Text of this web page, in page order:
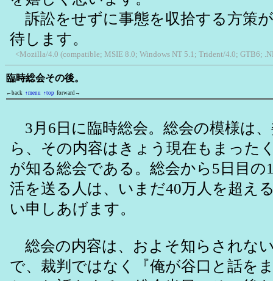
訴訟をせずに事態を収拾する方策
待します。
<Mozilla/4.0 (compatible; MSIE 8.0; Windows NT 5.1; Trident/4.0; GTB6;
臨時総会その後。
←back ↑menu ↑top forward→
3月6日に臨時総会。総会の模様は
ら、その内容はきょう現在もまった
が知る総会である。総会から5日目
活を送る人は、いまだ40万人を超え
い申しあげます。
総会の内容は、およそ知らされな
で、裁判ではなく『俺が谷口と話を